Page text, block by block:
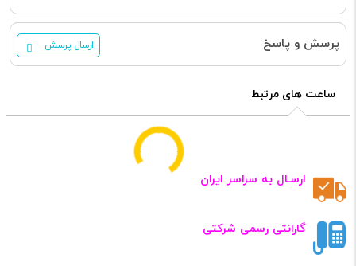
پرسش و پاسخ ارسال پرسش
ساعت های مرتبط
ارسـال به سراسر ایران
گارانتی رسمی شرکتی